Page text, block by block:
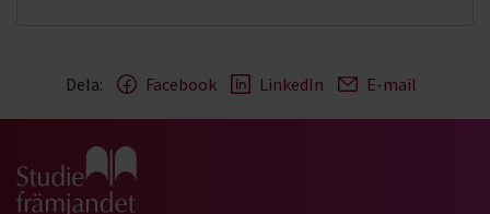
Dela: Facebook LinkedIn E-mail
Gå till studiefrämjandets startsida